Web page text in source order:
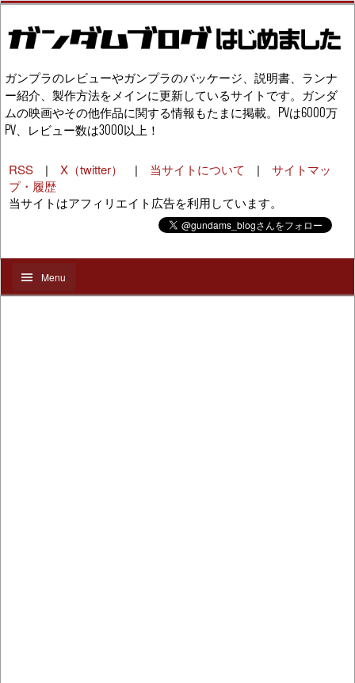
ガンプラのレビューやガンプラのパッケージ、説明書、ランナ
ー紹介、製作方法をメインに更新しているサイトです。ガンダ
ムの映画やその他作品に関する情報もたまに掲載。PVは6000万
PV、レビュー数は3000以上！
RSS | X（twitter） | 当サイトについて | サイトマッ
プ・履歴
当サイトはアフィリエイト広告を利用しています。
Menu